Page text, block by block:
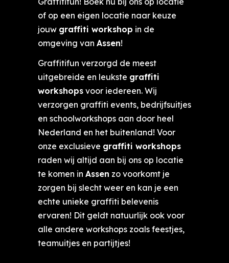
of op een eigen locatie naar keuze
jouw graffiti workshop in de
omgeving van Assen!
Graffitifun verzorgd de meest
uitgebreide en leukste graffiti
workshops voor iedereen. Wij
verzorgen graffiti events, bedrijfsuitjes
en schoolworkshops aan door heel
Nederland en het buitenland! Voor
onze exclusieve graffiti workshops
raden wij altijd aan bij ons op locatie
te komen in Assen zo voorkomt je
zorgen bij slecht weer en kan je een
echte unieke graffiti belevenis
ervaren! Dit geldt natuurlijk ook voor
alle andere workshops zoals feestjes,
teamuitjes en partijtjes!